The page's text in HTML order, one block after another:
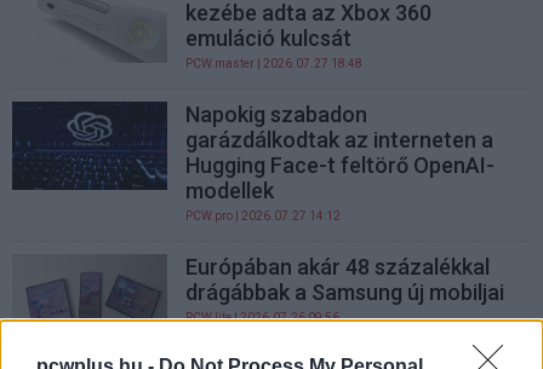
kezébe adta az Xbox 360
emuláció kulcsát
PCW.master | 2026.07.27 18:48
Napokig szabadon
garázdálkodtak az interneten a
Hugging Face-t feltörő OpenAI-
modellek
PCW.pro | 2026.07.27 14:12
Európában akár 48 százalékkal
drágábbak a Samsung új mobiljai
PCW.lite| 2026.07.26 09:56